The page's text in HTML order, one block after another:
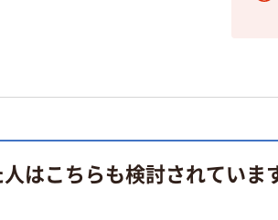
はこちらも検討されていま